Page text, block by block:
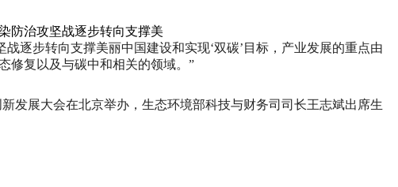
防治攻坚战逐步转向支撑美
逐步转向支撑美丽中国建设和实现‘双碳’目标，产业发展的重点由
修复以及与碳中和相关的领域。”
发展大会在北京举办，生态环境部科技与财务司司长王志斌出席生